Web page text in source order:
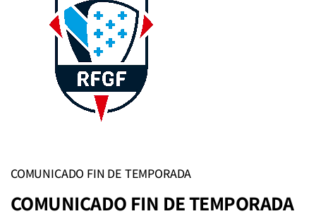
COMUNICADO FIN DE TEMPORADA
COMUNICADO FIN DE TEMPORADA